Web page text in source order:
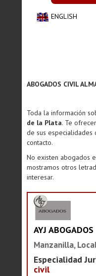
ENGLISH
ABOGADOS CIVIL
Toda la información
de la Plata. Te
de sus especialidades
contacto.
No existen abogados
mostramos otros
interesar.
AYJ ABOGADOS
Manzanilla,
Especialidad
civil